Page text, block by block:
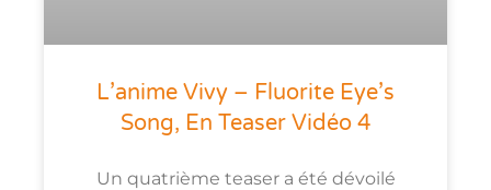
L’anime Vivy – Fluorite Eye’s
Song, En Teaser Vidéo 4
Un quatrième teaser a été dévoilé